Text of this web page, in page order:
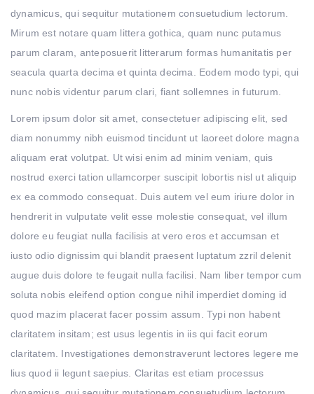
dynamicus, qui sequitur mutationem consuetudium lectorum.
Mirum est notare quam littera gothica, quam nunc putamus
parum claram, anteposuerit litterarum formas humanitatis per
seacula quarta decima et quinta decima. Eodem modo typi, qui
nunc nobis videntur parum clari, fiant sollemnes in futurum.
Lorem ipsum dolor sit amet, consectetuer adipiscing elit, sed
diam nonummy nibh euismod tincidunt ut laoreet dolore magna
aliquam erat volutpat. Ut wisi enim ad minim veniam, quis
nostrud exerci tation ullamcorper suscipit lobortis nisl ut aliquip
ex ea commodo consequat. Duis autem vel eum iriure dolor in
hendrerit in vulputate velit esse molestie consequat, vel illum
dolore eu feugiat nulla facilisis at vero eros et accumsan et
iusto odio dignissim qui blandit praesent luptatum zzril delenit
augue duis dolore te feugait nulla facilisi. Nam liber tempor cum
soluta nobis eleifend option congue nihil imperdiet doming id
quod mazim placerat facer possim assum. Typi non habent
claritatem insitam; est usus legentis in iis qui facit eorum
claritatem. Investigationes demonstraverunt lectores legere me
lius quod ii legunt saepius. Claritas est etiam processus